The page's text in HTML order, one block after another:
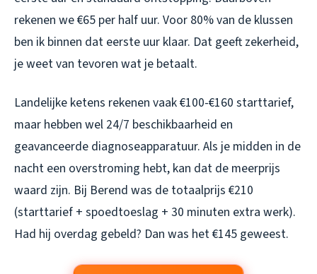
rekenen we €65 per half uur. Voor 80% van de klussen
ben ik binnen dat eerste uur klaar. Dat geeft zekerheid,
je weet van tevoren wat je betaalt.
Landelijke ketens rekenen vaak €100-€160 starttarief,
maar hebben wel 24/7 beschikbaarheid en
geavanceerde diagnoseapparatuur. Als je midden in de
nacht een overstroming hebt, kan dat de meerprijs
waard zijn. Bij Berend was de totaalprijs €210
(starttarief + spoedtoeslag + 30 minuten extra werk).
Had hij overdag gebeld? Dan was het €145 geweest.